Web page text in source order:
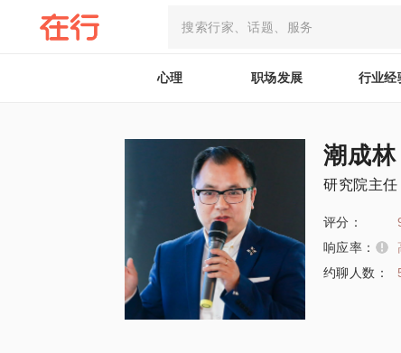
心理 职场发展 行业经
潮成林
研究院主任
评分：
响应率：
约聊人数：